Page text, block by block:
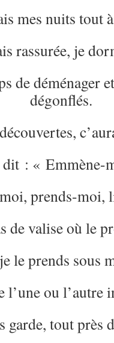
mes nuits tout
rassurée, je
de déménager
dégonflés.
: « Emmène-
prends-
de valise où le
le prends sous
l’une ou l’autre
garde, tout près